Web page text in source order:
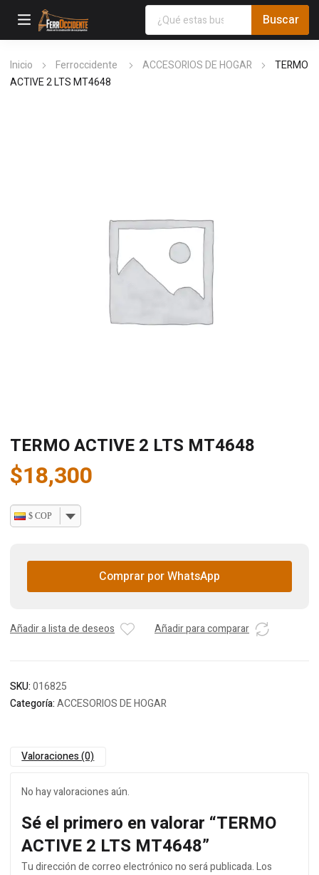
Inicio Ferroccidente ACCESORIOS DE HOGAR
TERMO
ACTIVE 2 LTS MT4648
TERMO ACTIVE 2 LTS MT4648
$18,300
$ COP
Comprar por WhatsApp
Añadir a lista de deseos Añadir para comparar
SKU:016825
Categoría:ACCESORIOS DE HOGAR
Valoraciones (0)
No hay valoraciones aún.
Sé el primero en valorar “TERMO
ACTIVE 2 LTS MT4648”
Tu dirección de correo electrónico no será publicada.Los